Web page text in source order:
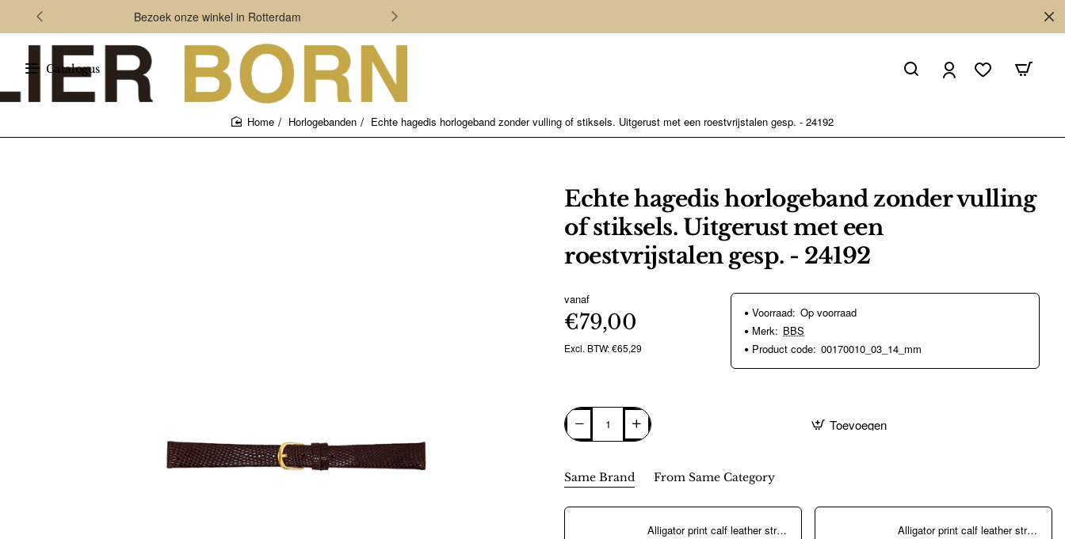
Bezoek onze winkel in Rotterdam
Catalogus
Horlogebanden Echte hagedis horlogeband zonder vulling of stiksels. Uitgerust met een roestvrijstalen gesp. - 24192
Echte hagedis horlogeband zonder vulling
of stiksels. Uitgerust met een
roestvrijstalen gesp. - 24192
vanaf
€79,00
Excl. BTW: €65,29
Voorraad: Op voorraad
Merk: BBS
Product code: 00170010_03_14_mm
Toevoegen
Same Brand From Same Category
Alligator print calf leather strap, mat. With strong case and buckle connection, stitched loop and stainless steel buckle. This strap has soft leather lining and is super flexible - 20311 Alligator print calf leather strap, mat. With strong case and buckle connection, stitched loop and stainless steel buckle. This strap has soft leather lining and is super flexible - 20313